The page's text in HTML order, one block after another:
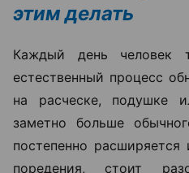
этим делать
Каждый день человек
естественный процесс
на расческе, подушке
заметно больше
постепенно расширяется
поредения, стоит